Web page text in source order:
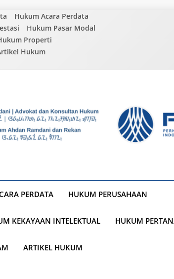
Hukum Acara Perdata
Hukum Pasar Modal
Properti
Hukum
PERDATA HUKUM PERUSAHAAN
KEKAYAAN INTELEKTUAL HUKUM
ARTIKEL HUKUM